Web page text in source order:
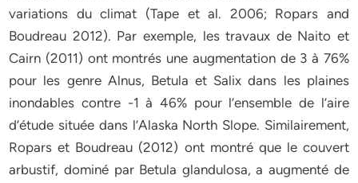
variations du climat (Tape et al. 2006; Ropars and
Boudreau 2012). Par exemple, les travaux de Naito et
Cairn (2011) ont montrés une augmentation de 3 à 76%
pour les genre Alnus, Betula et Salix dans les plaines
inondables contre -1 à 46% pour l’ensemble de l’aire
d’étude située dans l’Alaska North Slope. Similairement,
Ropars et Boudreau (2012) ont montré que le couvert
arbustif, dominé par Betula glandulosa, a augmenté de